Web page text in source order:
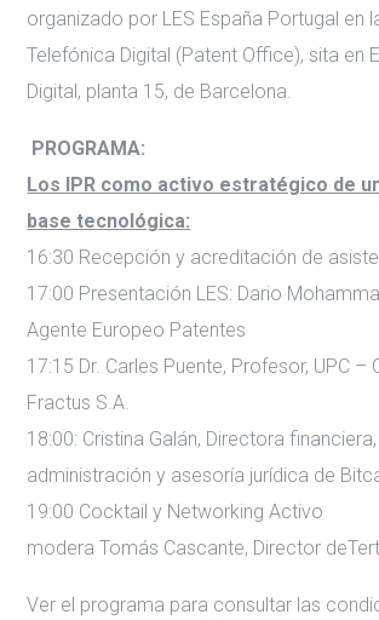
organizado por LES España Portugal en
Telefónica Digital (Patent Office), sita en
Digital, planta 15, de Barcelona.
PROGRAMA:
Los IPR como activo estratégico de
base tecnológica:
16:30 Recepción y acreditación de
17:00 Presentación LES: Dario
Agente Europeo Patentes
17:15 Dr. Carles Puente, Profesor, UPC –
Fractus S.A.
18:00: Cristina Galán, Directora
administración y asesoría jurídica de
19:00 Cocktail y Networking Activo
modera Tomás Cascante, Director
Ver el programa para consultar las